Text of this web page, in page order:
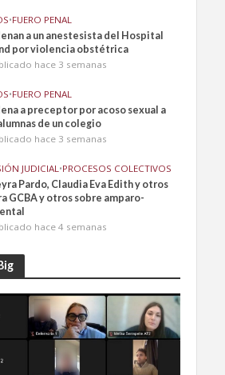
•FUERO PENAL
a un anestesista del Hospital
por violencia obstétrica
hace 3 semanas
•FUERO PENAL
a preceptor por acoso sexual a
de un colegio
hace 3 semanas
JUDICIAL •PROCESOS COLECTIVOS
Pardo, Claudia Eva Edith y otros
GCBA y otros sobre amparo-
hace 4 semanas